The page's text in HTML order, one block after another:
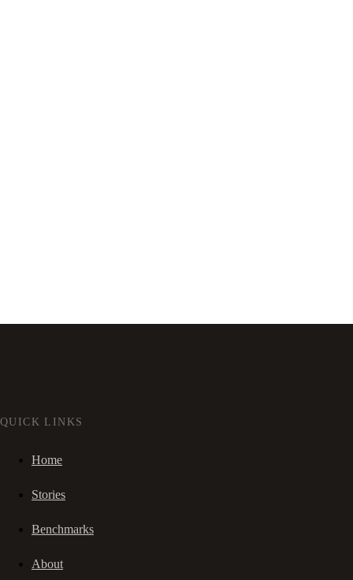
QUICK LINKS
Home
Stories
Benchmarks
About